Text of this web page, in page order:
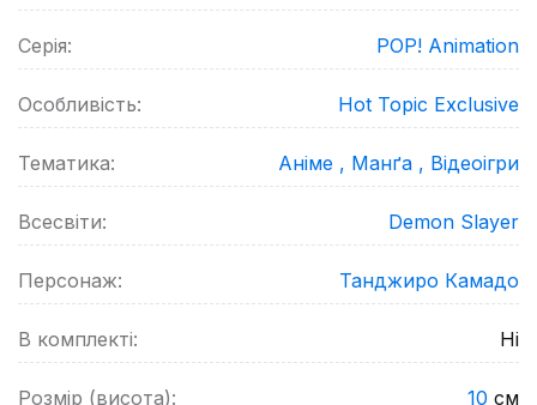
Серія: POP! Animation
Особливість: Hot Topic Exclusive
Тематика: Аніме , Манґа , Відеоігри
Всесвіти: Demon Slayer
Персонаж: Танджиро Камадо
В комплекті: Ні
Розмір (висота): 10 см